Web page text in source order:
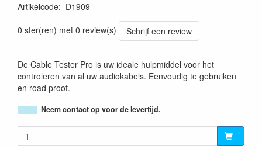
Artikelcode: D1909
0 ster(ren) met 0 review(s)
Schrijf een review
De Cable Tester Pro is uw ideale hulpmiddel voor het
controleren van al uw audiokabels. Eenvoudig te gebruiken
en road proof.
Neem contact op voor de levertijd.